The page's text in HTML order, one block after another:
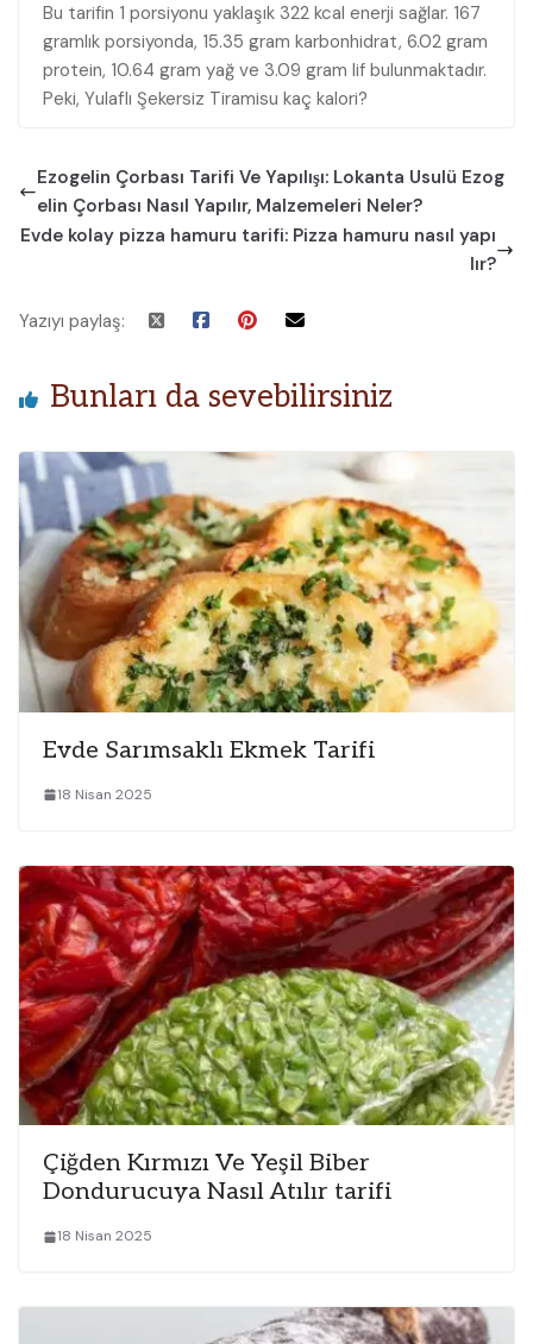
Bu tarifin 1 porsiyonu yaklaşık 322 kcal enerji sağlar. 167
gramlık porsiyonda, 15.35 gram karbonhidrat, 6.02 gram
protein, 10.64 gram yağ ve 3.09 gram lif bulunmaktadır.
Peki, Yulaflı Şekersiz Tiramisu kaç kalori?
Ezogelin Çorbası Tarifi Ve Yapılışı: Lokanta Usulü Ezog
elin Çorbası Nasıl Yapılır, Malzemeleri Neler?
Evde kolay pizza hamuru tarifi: Pizza hamuru nasıl yapı
lır?
Yazıyı paylaş:
Bunları da sevebilirsiniz
Evde Sarımsaklı Ekmek Tarifi
18 Nisan 2025
Çiğden Kırmızı Ve Yeşil Biber
Dondurucuya Nasıl Atılır tarifi
18 Nisan 2025